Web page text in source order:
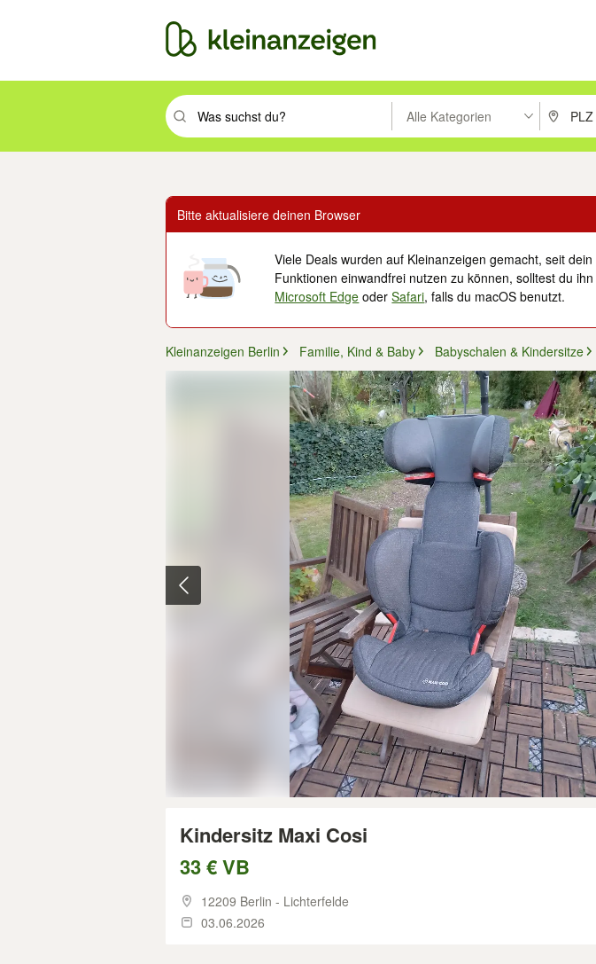
Suchbegriff eingeben. Eingabetaste drücken um zu suchen, oder
Alle Kategorien PLZ
Bitte aktualisiere deinen Browser
Viele Deals wurden auf Kleinanzeigen gemacht, seit
Funktionen einwandfrei nutzen zu können, solltest du
Microsoft Edge oderSafari, falls du macOS benutzt.
Kleinanzeigen Berlin Familie, Kind & Baby Babyschalen & Kindersitze
Kindersitz Maxi Cosi
33 € VB
12209 Berlin - Lichterfelde
03.06.2026